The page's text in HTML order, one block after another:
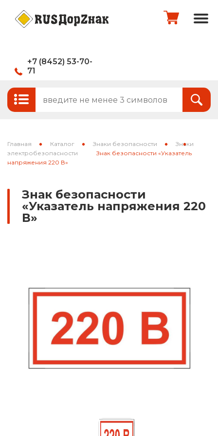
+7 (8452) 53-70-
71
Оформить заказ
Итого:Стандартные и временные дорожные
Знаки на щитах
Каркасные знаки
Паспорта объектов (щиты для
национальных проектов)
Передвижные заградительные знаки
Светодиодные знаки на солнечной
Главная Каталог Знаки безопасности
Знаки
электробезопасности
Знак безопасности «Указатель
напряжения 220 В»
Знак безопасности
«Указатель напряжения 220
В»
Выбрать